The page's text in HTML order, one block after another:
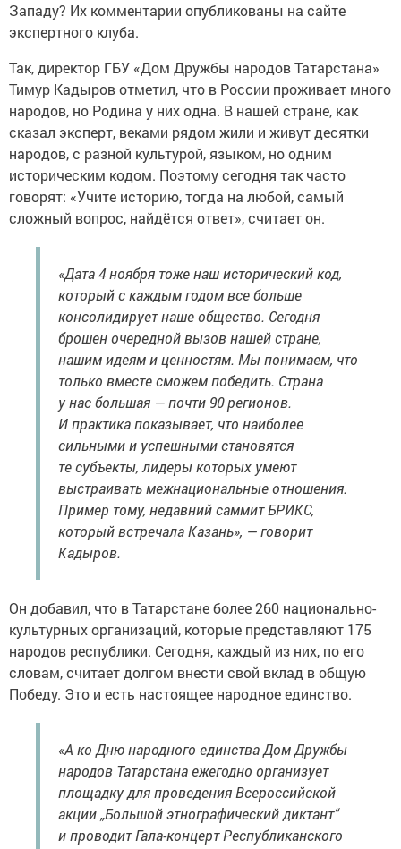
Западу? Их комментарии опубликованы на сайте
экспертного клуба.
Так, директор ГБУ «Дом Дружбы народов Татарстана»
Тимур Кадыров отметил, что в России проживает много
народов, но Родина у них одна. В нашей стране, как
сказал эксперт, веками рядом жили и живут десятки
народов, с разной культурой, языком, но одним
историческим кодом. Поэтому сегодня так часто
говорят: «Учите историю, тогда на любой, самый
сложный вопрос, найдётся ответ», считает он.
«Дата 4 ноября тоже наш исторический код,
который с каждым годом все больше
консолидирует наше общество. Сегодня
брошен очередной вызов нашей стране,
нашим идеям и ценностям. Мы понимаем, что
только вместе сможем победить. Страна
у нас большая — почти 90 регионов.
И практика показывает, что наиболее
сильными и успешными становятся
те субъекты, лидеры которых умеют
выстраивать межнациональные отношения.
Пример тому, недавний саммит БРИКС,
который встречала Казань», — говорит
Кадыров.
Он добавил, что в Татарстане более 260 национально-
культурных организаций, которые представляют 175
народов республики. Сегодня, каждый из них, по его
словам, считает долгом внести свой вклад в общую
Победу. Это и есть настоящее народное единство.
«А ко Дню народного единства Дом Дружбы
народов Татарстана ежегодно организует
площадку для проведения Всероссийской
акции „Большой этнографический диктант“
и проводит Гала-концерт Республиканского